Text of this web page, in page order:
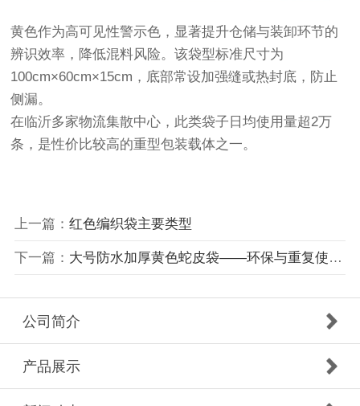
黄色作为高可见性警示色，显著提升仓储与装卸环节的
辨识效率，降低混料风险。该袋型标准尺寸为‌
100cm×60cm×15cm‌，底部常设加强缝或热封底，防止
侧漏。
在临沂多家物流集散中心，此类袋子日均使用量超2万
条，是性价比较高的重型包装载体之一。
上一篇： 红色编织袋‌主要类型
下一篇： 大号防水加厚黄色蛇皮袋——环保与重复使用价值
公司简介
产品展示